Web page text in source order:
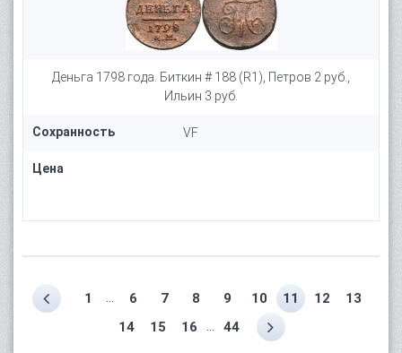
Деньга 1798 года. Биткин # 188 (R1), Петров 2 руб.,
Ильин 3 руб.
Сохранность VF
Цена
1 6 7 8 9 10 11 12
13
14
15 16 44